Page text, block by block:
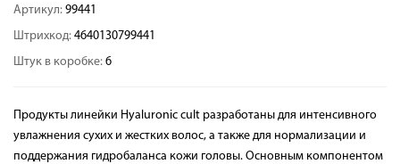
Артикул: 99441
Штрихкод: 4640130799441
Штук в коробке: 6
Продукты линейки Hyaluronic cult разработаны для интенсивного
увлажнения сухих и жестких волос, а также для нормализации и
поддержания гидробаланса кожи головы. Основным компонентом